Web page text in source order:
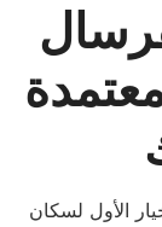
الأول لسكان